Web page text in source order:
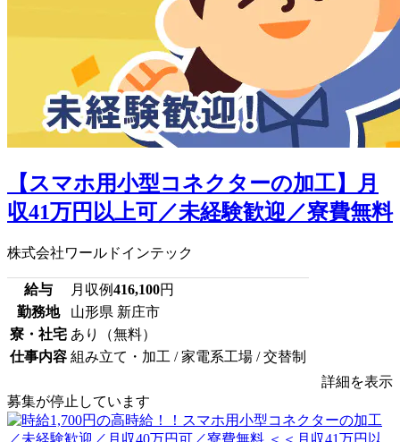
【スマホ用小型コネクターの加工】月
収41万円以上可／未経験歓迎／寮費無料
株式会社ワールドインテック
給与 月収例416,100円
勤務地
山形県 新庄市
寮・社宅 あり（無料）
仕事内容 組み立て・加工 / 家電系工場 / 交替制
詳細を表示
募集が停止しています